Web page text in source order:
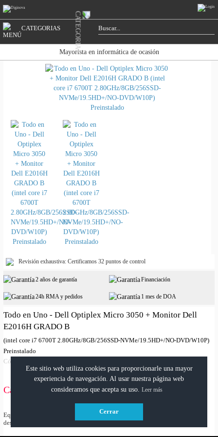
CATEGORIAS
Mayorista en informática de ocasión
Revisión exhaustiva: Certificamos 32 puntos de control
2 años de garantía Financiación
24h RMA y pedidos 1 mes de DOA
Todo en Uno - Dell Optiplex Micro 3050 + Monitor Dell
E2016H GRADO B
(intel core i7 6700T 2.80GHz/8GB/256SSD-NVMe/19.5HD+/NO-DVD/W10P)
Preinstalado
Cód: 6910DAIO30501GB
Características
Equipos comprobados y testeados completamente. Pueden tener signos de
desgaste o arañazos en su carcasa, pero son completamente funcionales.
Este sitio web utiliza cookies para proporcionarle una mayor
experiencia de navegación. Al usar nuestra página web
consideramos que acepta su uso. Leer más
Cerrar